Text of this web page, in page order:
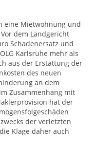
eine Mietwohnung und
dem Landgericht
Schadenersatz und
Karlsruhe mehr als
aus der Erstattung der
des neuen
an dem
Zusammenhang mit
hat der
der verletzten
Klage daher auch